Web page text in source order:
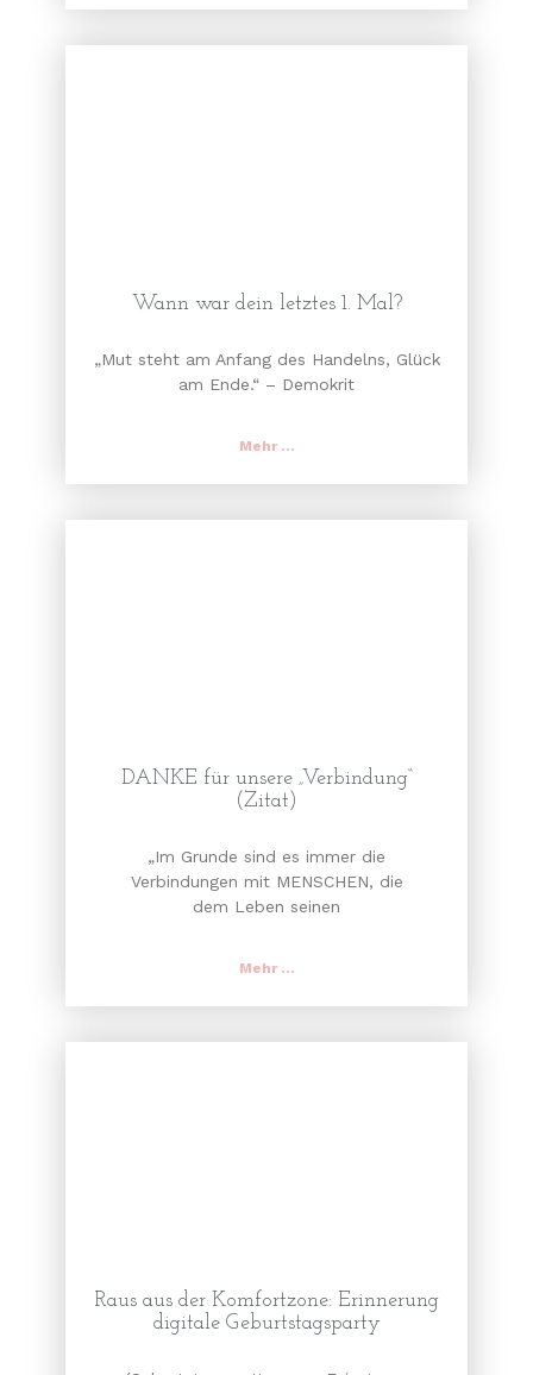
Wann war dein letztes 1. Mal?
„Mut steht am Anfang des Handelns, Glück
am Ende.“ – Demokrit
Mehr ...
DANKE für unsere „Verbindung“
(Zitat)
„Im Grunde sind es immer die
Verbindungen mit MENSCHEN, die
dem Leben seinen
Mehr ...
Raus aus der Komfortzone: Erinnerung
digitale Geburtstagsparty